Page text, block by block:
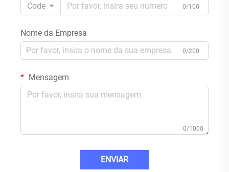
Code
0/100
Nome da Empresa
0/200
Mensagem
0/1000
ENVIAR